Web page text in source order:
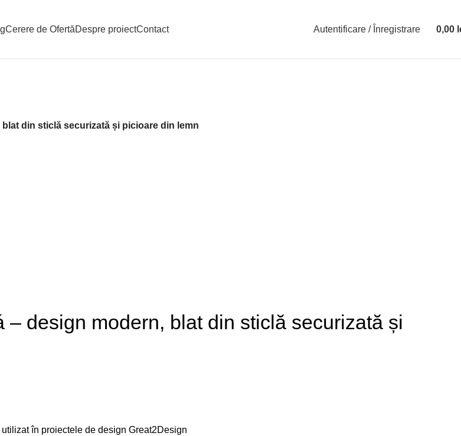
Cerere de OfertăDespre proiectContact Autentificare / Înregistrare 0,00
din sticlă securizată și picioare din lemn
design modern, blat din sticlă securizată și
în proiectele de design Great2Design